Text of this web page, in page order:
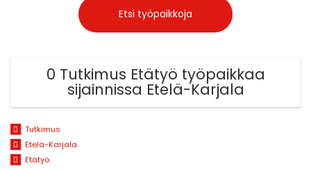
0 Tutkimus Etätyö työpaikkaa
sijainnissa Etelä-Karjala
Tutkimus
Etelä-Karjala
Etätyö